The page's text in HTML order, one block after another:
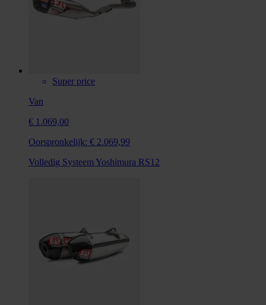
Super price
Van
€ 1.069,00
Oorspronkelijk: € 2.069,99
Volledig Systeem Yoshimura RS12